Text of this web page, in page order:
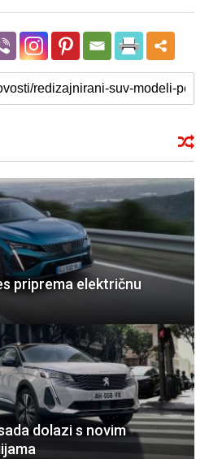
priprema električnu
dolazi s novim